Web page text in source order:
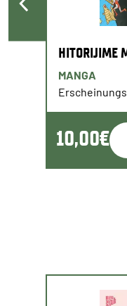
HITORIJIME
MANGA
10,00€